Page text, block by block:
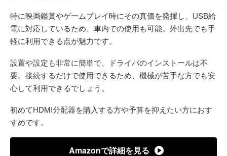
特に映画鑑賞やゲームプレイ時にその真価を発揮し、USB給
電に対応しているため、車内での使用も可能。外出先でも手
軽に利用できる点が魅力です。
設置や設定も非常に簡単で、ドライバのインストールは不
要。接続するだけで使用できるため、機械が苦手な方でも安
心して利用できるでしょう。
初めてHDMI分配器を購入する方や予算を抑えたい方におす
すめです。
Amazonで詳細を見る